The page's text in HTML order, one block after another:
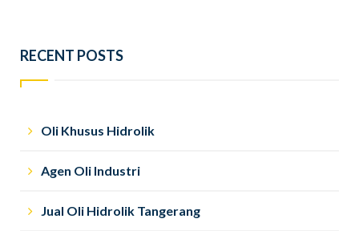
RECENT POSTS
Oli Khusus Hidrolik
Agen Oli Industri
Jual Oli Hidrolik Tangerang